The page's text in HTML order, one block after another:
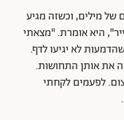
של מילים, וכשזה מגיע
היא אומרת. "מצאתי
לא יגיעו לדף.
את אותן התחושות.
לפעמים לקחתי